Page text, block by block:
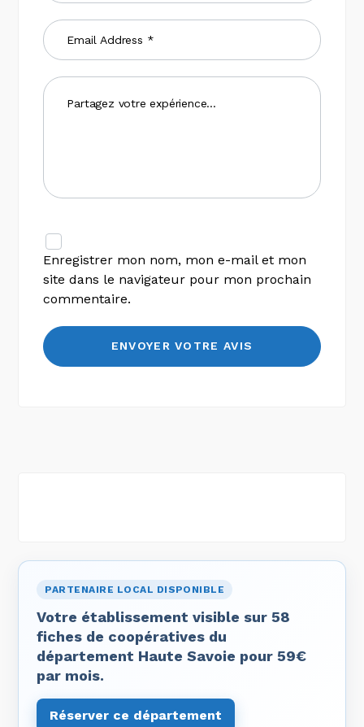
Enregistrer mon nom, mon e-mail et mon
site dans le navigateur pour mon prochain
commentaire.
PARTENAIRE LOCAL DISPONIBLE
Votre établissement visible sur 58
fiches de coopératives du
département Haute Savoie pour 59€
par mois.
Réserver ce département